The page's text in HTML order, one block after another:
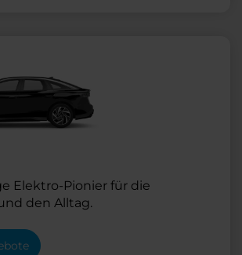
Elektro-Pionier für die
den Alltag.